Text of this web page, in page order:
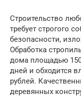
Строительство
требует строгого
безопасности,
Обработка
дома площадью
дней и обходится
рублей.
деревянных